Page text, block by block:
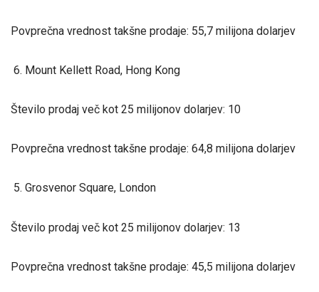
Povprečna vrednost takšne prodaje: 55,7 milijona dolarjev
6. Mount Kellett Road, Hong Kong
Število prodaj več kot 25 milijonov dolarjev: 10
Povprečna vrednost takšne prodaje: 64,8 milijona dolarjev
5. Grosvenor Square, London
Število prodaj več kot 25 milijonov dolarjev: 13
Povprečna vrednost takšne prodaje: 45,5 milijona dolarjev